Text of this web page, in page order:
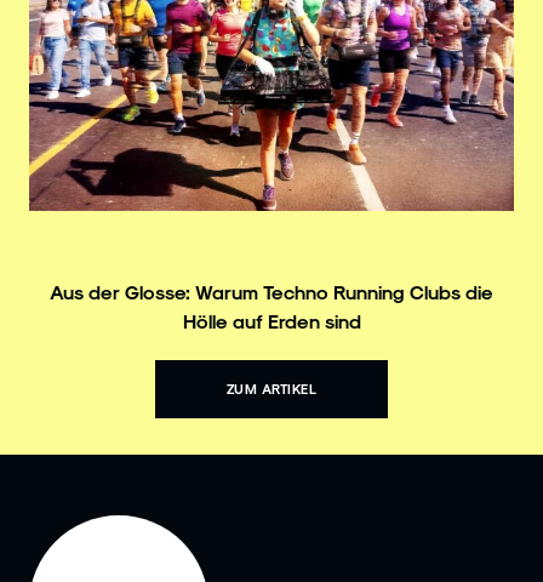
Aus der Glosse: Warum Techno Running Clubs die
Hölle auf Erden sind
ZUM ARTIKEL